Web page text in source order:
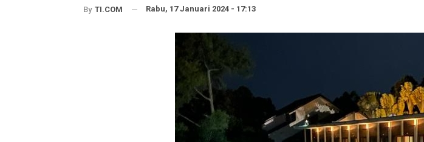
By TI.COM Rabu, 17 Januari 2024 - 17:13